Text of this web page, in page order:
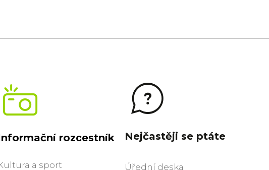
rozcestník
a sport
Nejčastěji se ptáte
Úřední deska